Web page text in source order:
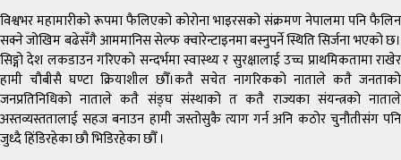
विश्वभर महामारीको रूपमा फैलिएको कोरोना भाइरसको संक्रमण नेपालमा पनि फैलिन
सक्ने जोखिम बढेसँगै आममानिस सेल्फ क्वारेन्टाइनमा बस्नुपर्ने स्थिति सिर्जना भएको छ।
सिङ्गो देश लकडाउन गरिएको सन्दर्भमा स्वास्थ्य र सुरक्षालाई उच्च प्राथमिकतामा राखेर
हामी चौबीसै घण्टा क्रियाशील छौँ।कतै सचेत नागरिकको नाताले कतै जनताको
जनप्रतिनिधिको नाताले कतै संङ्घ संस्थाको त कतै राज्यका संयन्त्रको नाताले
अस्तव्यस्ततालाई सहज बनाउन हामी जस्तोसुकै त्याग गर्न अनि कठोर चुनौतीसंग पनि
जुध्दै हिंडिरहेका छौ भिडिरहेका छौँ ।